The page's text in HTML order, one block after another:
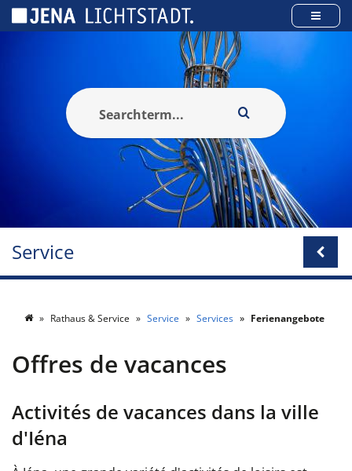
Service
Rathaus & Service Service Services Ferienangebote
Offres de vacances
Activités de vacances dans la ville
d'Iéna
Panneau de gestion des cookies